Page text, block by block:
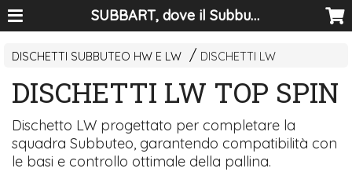
SUBBART, dove il Subbuteo diventa arte
DISCHETTI SUBBUTEO HW E LW DISCHETTI LW
DISCHETTI LW TOP SPIN
Dischetto LW progettato per completare la
squadra Subbuteo, garantendo compatibilità con
le basi e controllo ottimale della pallina.